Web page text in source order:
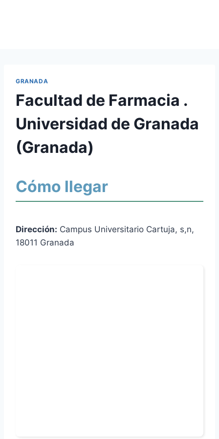
GRANADA
Facultad de Farmacia .
Universidad de Granada
(Granada)
Cómo llegar
Dirección: Campus Universitario Cartuja, s,n,
18011 Granada